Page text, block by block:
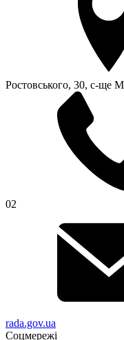
Ростовського, 30, с-ще
02
rada.gov.ua
Соцмережі